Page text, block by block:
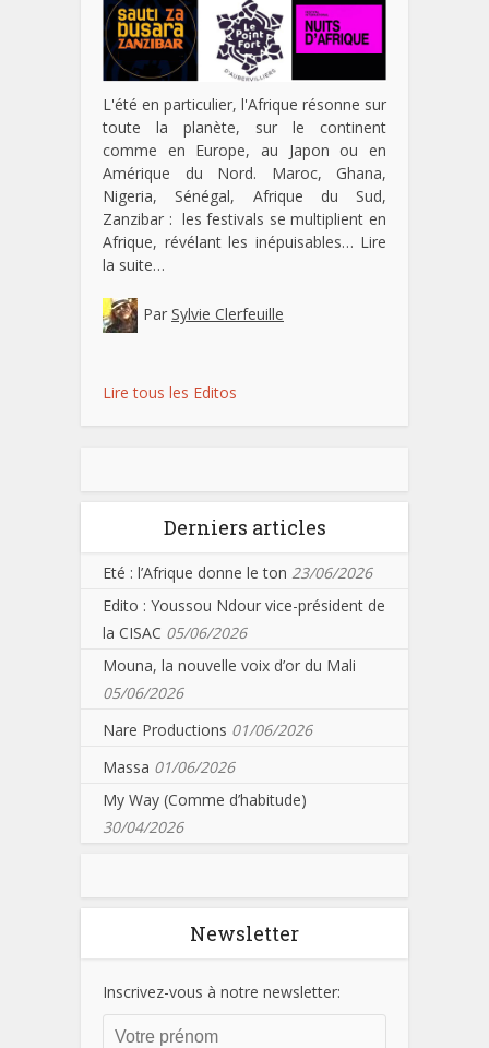
L'été en particulier, l'Afrique résonne sur
toute la planète, sur le continent
comme en Europe, au Japon ou en
Amérique du Nord. Maroc, Ghana,
Nigeria, Sénégal, Afrique du Sud,
Zanzibar : les festivals se multiplient en
Afrique, révélant les inépuisables… Lire
la suite…
Par Sylvie Clerfeuille
Lire tous les Editos
Derniers articles
Eté : l’Afrique donne le ton 23/06/2026
Edito : Youssou Ndour vice-président de
la CISAC 05/06/2026
Mouna, la nouvelle voix d’or du Mali
05/06/2026
Nare Productions 01/06/2026
Massa 01/06/2026
My Way (Comme d’habitude)
30/04/2026
Newsletter
Inscrivez-vous à notre newsletter: